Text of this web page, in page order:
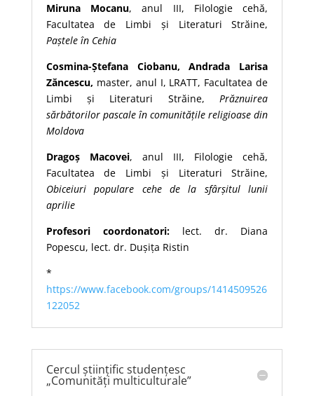
Miruna Mocanu, anul III, Filologie cehă,
Facultatea de Limbi și Literaturi Străine,
Paștele în Cehia
Cosmina-Ștefana Ciobanu, Andrada Larisa
Zăncescu, master, anul I, LRATT, Facultatea de
Limbi și Literaturi Străine,Prăznuirea
sărbătorilor pascale în comunitățile religioase din
Moldova
Dragoș Macovei, anul III, Filologie cehă,
Facultatea de Limbi și Literaturi Străine,
Obiceiuri populare cehe de la sfârșitul lunii
aprilie
Profesori coordonatori:lect. dr. Diana
Popescu, lect. dr. Dușița Ristin
*
https://www.facebook.com/groups/1414509526
122052
Cercul științific studențesc
„Comunități multiculturale”